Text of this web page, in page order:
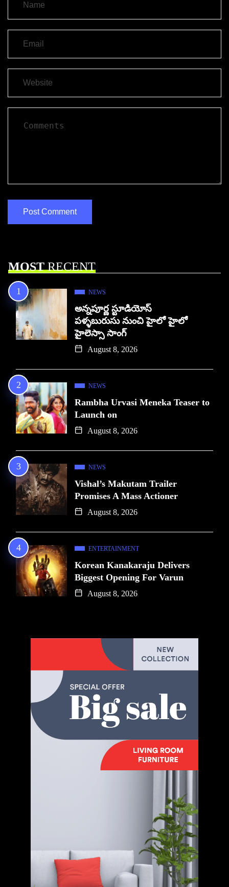
MOSTRECENT
NEWS
అన్నపూర్ణ స్టూడియోస్
పళ్ళబురుసు నుంచి హైలో హైలో
హైలెస్సా సాంగ్
August 8, 2026
NEWS
Rambha Urvasi Meneka Teaser to
Launch on
August 8, 2026
NEWS
Vishal’s Makutam Trailer
Promises A Mass Actioner
August 8, 2026
ENTERTAINMENT
Korean Kanakaraju Delivers
Biggest Opening For Varun
August 8, 2026